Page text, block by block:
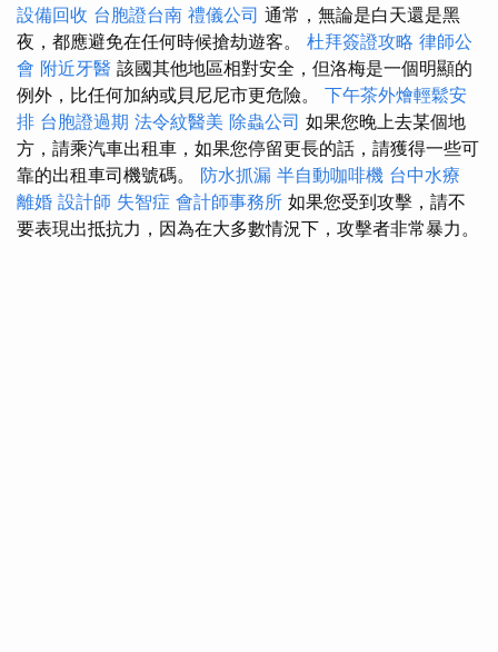
設備回收 台胞證台南 禮儀公司 通常，無論是白天還是黑
夜，都應避免在任何時候搶劫遊客。 杜拜簽證攻略 律師公
會 附近牙醫 該國其他地區相對安全，但洛梅是一個明顯的
例外，比任何加納或貝尼尼市更危險。 下午茶外燴輕鬆安
排 台胞證過期 法令紋醫美 除蟲公司 如果您晚上去某個地
方，請乘汽車出租車，如果您停留更長的話，請獲得一些可
靠的出租車司機號碼。 防水抓漏 半自動咖啡機 台中水療
離婚 設計師 失智症 會計師事務所 如果您受到攻擊，請不
要表現出抵抗力，因為在大多數情況下，攻擊者非常暴力。